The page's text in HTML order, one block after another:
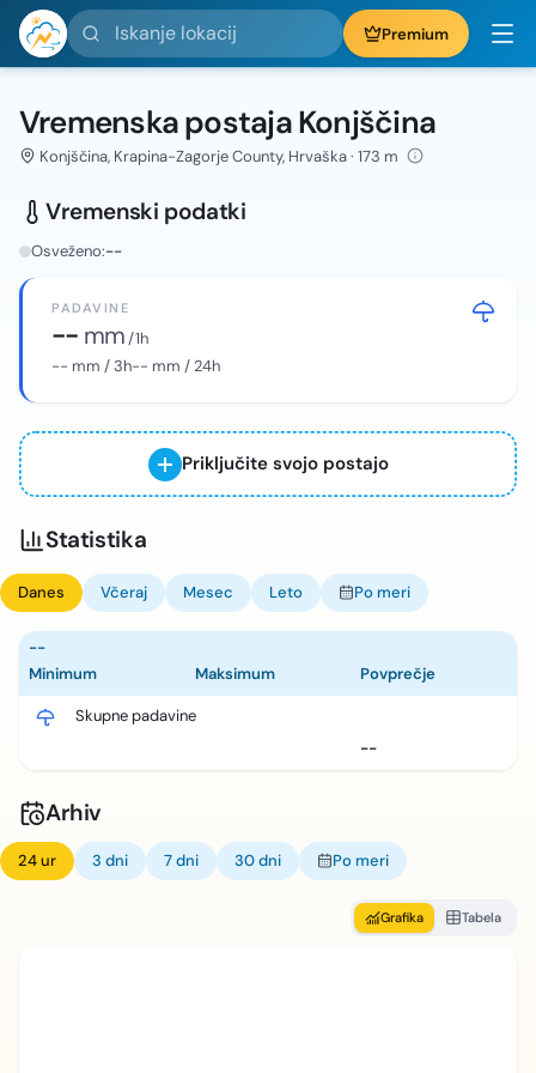
Iskanje lokacij Premium
Vremenska postaja Konjščina
Konjščina, Krapina-Zagorje County, Hrvaška · 173 m
Vremenski podatki
Osveženo:--
PADAVINE
-- mm/ 1h
-- mm / 3h-- mm / 24h
Priključite svojo postajo
Statistika
Danes Včeraj Mesec Leto Po meri
--
Minimum
Maksimum Povprečje
Skupne padavine
--
Arhiv
24 ur 3 dni 7 dni 30 dni Po meri
Grafika Tabela